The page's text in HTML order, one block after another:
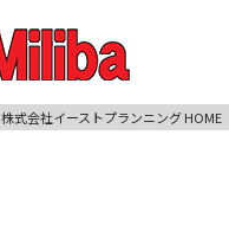
株式会社イーストプランニング HOME